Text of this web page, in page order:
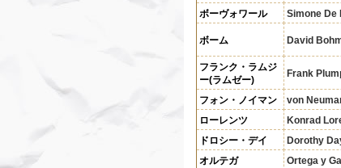
ボーヴォワール
Simone De
ボーム David
フランク・ラムジ
ー(ラムゼー)
Frank
フォン・ノイマン von
ローレンツ
Konrad
ドロシー・デイ
Dorothy
オルテガ
Ortega y